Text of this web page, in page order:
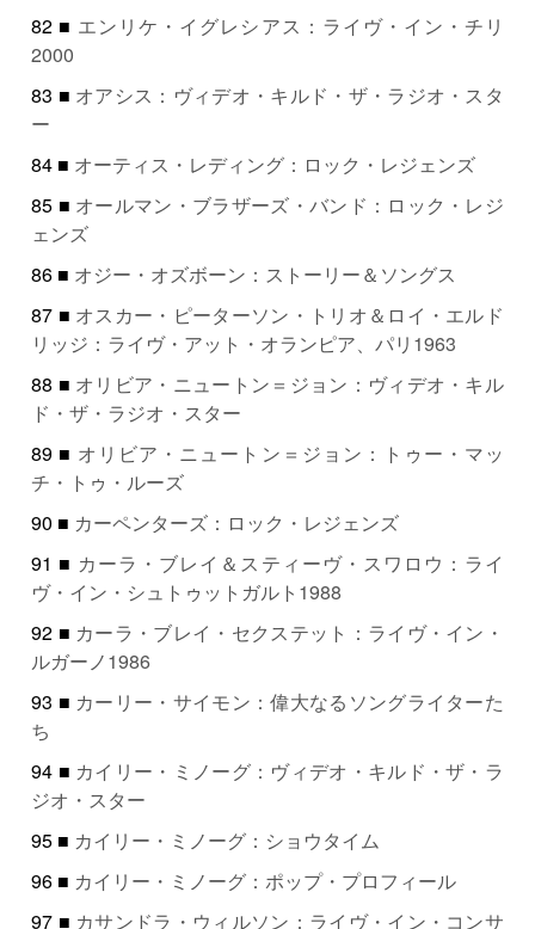
82 ■ エンリケ・イグレシアス：ライヴ・イン・チリ
2000
83 ■ オアシス：ヴィデオ・キルド・ザ・ラジオ・スタ
ー
84 ■ オーティス・レディング：ロック・レジェンズ
85 ■ オールマン・ブラザーズ・バンド：ロック・レジ
ェンズ
86 ■ オジー・オズボーン：ストーリー＆ソングス
87 ■ オスカー・ピーターソン・トリオ＆ロイ・エルド
リッジ：ライヴ・アット・オランピア、パリ1963
88 ■ オリビア・ニュートン＝ジョン：ヴィデオ・キル
ド・ザ・ラジオ・スター
89 ■ オリビア・ニュートン＝ジョン：トゥー・マッ
チ・トゥ・ルーズ
90 ■ カーペンターズ：ロック・レジェンズ
91 ■ カーラ・ブレイ＆スティーヴ・スワロウ：ライ
ヴ・イン・シュトゥットガルト1988
92 ■ カーラ・ブレイ・セクステット：ライヴ・イン・
ルガーノ1986
93 ■ カーリー・サイモン：偉大なるソングライターた
ち
94 ■ カイリー・ミノーグ：ヴィデオ・キルド・ザ・ラ
ジオ・スター
95 ■ カイリー・ミノーグ：ショウタイム
96 ■ カイリー・ミノーグ：ポップ・プロフィール
97 ■ カサンドラ・ウィルソン：ライヴ・イン・コンサ